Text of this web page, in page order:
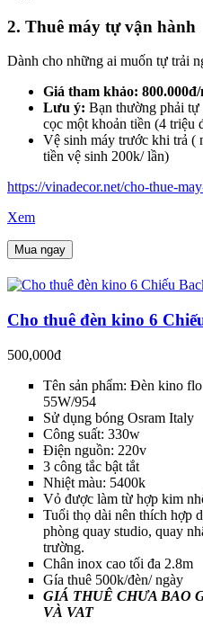
2. Thuê máy tự vận hành
Dành cho những ai muốn tự trải
Giá tham khảo:
Lưu ý: Bạn thường phải tự
cọc một khoản tiền (4 triệu
Vệ sinh máy trước khi trả (
tiền vệ sinh 200k/ lần)
https://vinadecor.net/cho-thue-
Xem
Mua ngay
Cho thuê đèn kino 6
500,000đ
Tên sản phẩm: Đèn kino
55W/954
Sử dụng bóng Osram Italy
Công suất: 330w
Điện nguồn: 220v
3 công tắc bật tắt
Nhiệt màu: 5400k
Vỏ được làm từ hợp kim
Tuổi thọ dài nên thích hợp
phòng quay studio, quay
trường.
Chân inox cao tối đa 2.8m
Gía thuê 500k/đèn/ ngày
GIÁ THUÊ CHƯA BAO
VÀ VAT